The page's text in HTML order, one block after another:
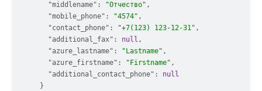
"middlename" : "Отчество" ,
"mobile_phone" : "4574" ,
"contact_phone" : "+7(123) 123-12-31" ,
"additional_fax" : null ,
"azure_lastname" : "Lastname" ,
"azure_firstname" : "Firstname" ,
"additional_contact_phone" :
null
}